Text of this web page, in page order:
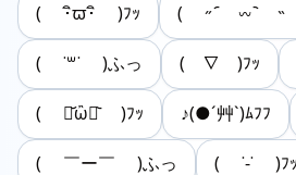
( ･ิϖ･ิ )ﾌｯ ( ˶ ᷇ 𖥦 ᷆ ˵
( ˙꒳˙ )ふっ (￣∇￣)ﾌｯ
( ･᷄ὢ･᷅ )ﾌｯ ♪(●´艸`)ﾑﾌﾌ
( ￣ー￣ )ふっ ( ˙-˙ )ﾌｯ